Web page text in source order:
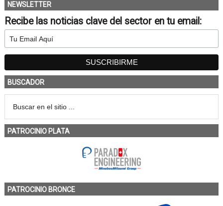
NEWSLETTER
Recibe las noticias clave del sector en tu email:
BUSCADOR
PATROCINIO PLATA
PATROCINIO BRONCE